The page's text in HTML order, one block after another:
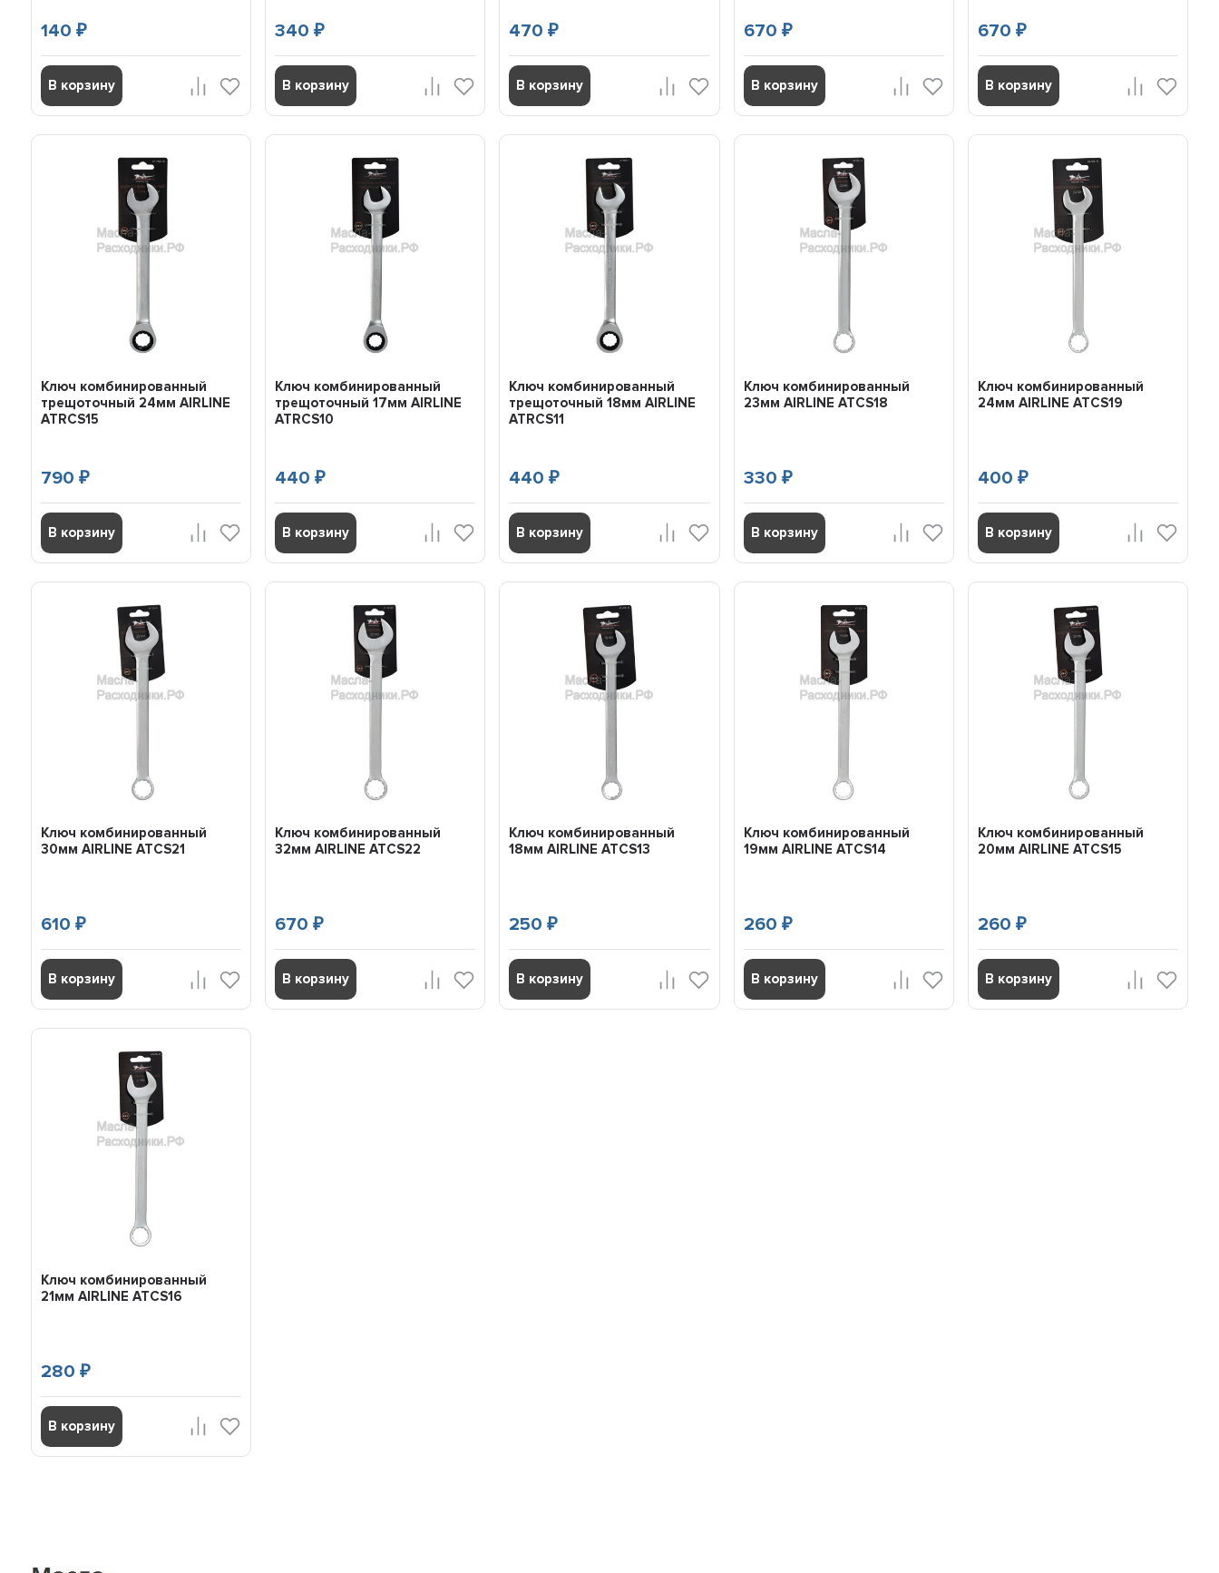
140₽
В корзину
340₽
В корзину
470₽
В корзину
670 ₽
В корзину
670 ₽
В корзину
Ключ комбинированный
трещоточный 24мм AIRLINE
ATRCS15
790₽
В корзину
Ключ комбинированный
трещоточный 17мм AIRLINE
ATRCS10
440₽
В корзину
Ключ комбинированный
трещоточный 18мм AIRLINE
ATRCS11
440₽
В корзину
Ключ комбинированный
23мм AIRLINE ATCS18
330 ₽
В корзину
Ключ комбинированный
24мм AIRLINE ATCS19
400 ₽
В корзину
Ключ комбинированный
30мм AIRLINE ATCS21
610₽
В корзину
Ключ комбинированный
32мм AIRLINE ATCS22
670₽
В корзину
Ключ комбинированный
18мм AIRLINE ATCS13
250₽
В корзину
Ключ комбинированный
19мм AIRLINE ATCS14
260 ₽
В корзину
Ключ комбинированный
20мм AIRLINE ATCS15
260 ₽
В корзину
Ключ комбинированный
21мм AIRLINE ATCS16
280₽
В корзину